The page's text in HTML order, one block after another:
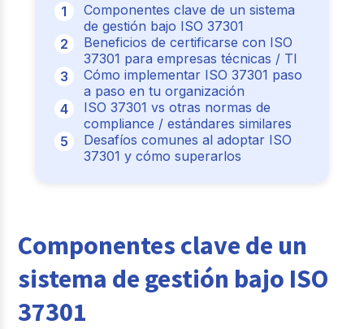
Componentes clave de un sistema
de gestión bajo ISO 37301
Beneficios de certificarse con ISO
37301 para empresas técnicas / TI
Cómo implementar ISO 37301 paso
a paso en tu organización
ISO 37301 vs otras normas de
compliance / estándares similares
Desafíos comunes al adoptar ISO
37301 y cómo superarlos
Componentes clave de un
sistema de gestión bajo ISO
37301